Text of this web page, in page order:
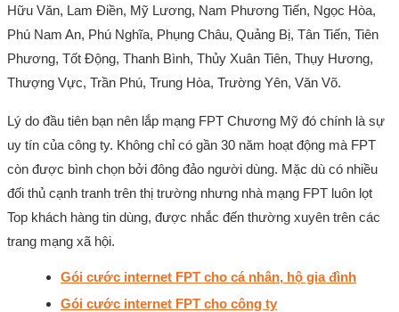
Hữu Văn, Lam Điền, Mỹ Lương, Nam Phương Tiến, Ngọc Hòa,
Phú Nam An, Phú Nghĩa, Phụng Châu, Quảng Bị, Tân Tiến, Tiên
Phương, Tốt Động, Thanh Bình, Thủy Xuân Tiên, Thụy Hương,
Thượng Vực, Trần Phú, Trung Hòa, Trường Yên, Văn Võ.
Lý do đầu tiên bạn nên lắp mạng FPT Chương Mỹ đó chính là sự
uy tín của công ty. Không chỉ có gần 30 năm hoạt động mà FPT
còn được bình chọn bởi đông đảo người dùng. Mặc dù có nhiều
đối thủ cạnh tranh trên thị trường nhưng nhà mạng FPT luôn lọt
Top khách hàng tin dùng, được nhắc đến thường xuyên trên các
trang mạng xã hội.
Gói cước internet FPT cho cá nhân, hộ gia đình
Gói cước internet FPT cho công ty